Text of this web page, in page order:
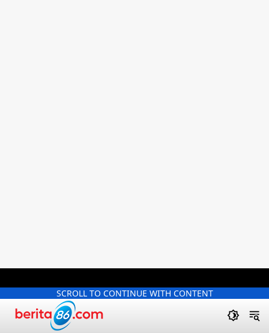
SCROLL TO CONTINUE WITH CONTENT